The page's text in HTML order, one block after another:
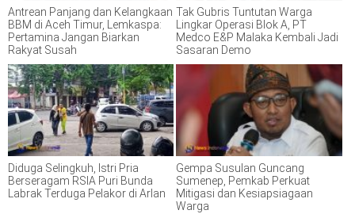
Antrean Panjang dan Kelangkaan
BBM di Aceh Timur, Lemkaspa:
Pertamina Jangan Biarkan
Rakyat Susah
Tak Gubris Tuntutan Warga
Lingkar Operasi Blok A, PT
Medco E&P Malaka Kembali Jadi
Sasaran Demo
Diduga Selingkuh, Istri Pria
Berseragam RSIA Puri Bunda
Labrak Terduga Pelakor di Arlan
Gempa Susulan Guncang
Sumenep, Pemkab Perkuat
Mitigasi dan Kesiapsiagaan
Warga